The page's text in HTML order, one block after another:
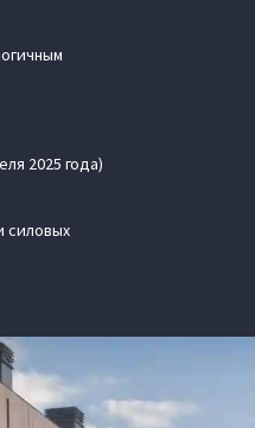
2025 года)
силовых